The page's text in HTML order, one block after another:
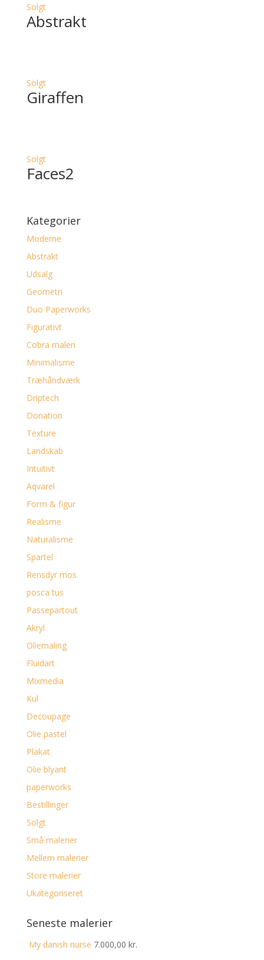
Solgt
Abstrakt
Solgt
Giraffen
Solgt
Faces2
Kategorier
Moderne
Abstrakt
Udsalg
Geometri
Duo Paperworks
Figurativt
Cobra maleri
Minimalisme
Træhåndværk
Driptech
Donation
Texture
Landskab
Intuitivt
Aqvarel
Form & figur
Realisme
Naturalisme
Spartel
Rensdyr mos
posca tus
Passepartout
Akryl
Oliemaling
Fluidart
Mixmedia
Kul
Decoupage
Olie pastel
Plakat
Olie blyant
paperworks
Bestillinger
Solgt
Små malerier
Mellem malerier
Store malerier
Ukategoriseret
Seneste malerier
My danish nurse 7.000,00 kr.